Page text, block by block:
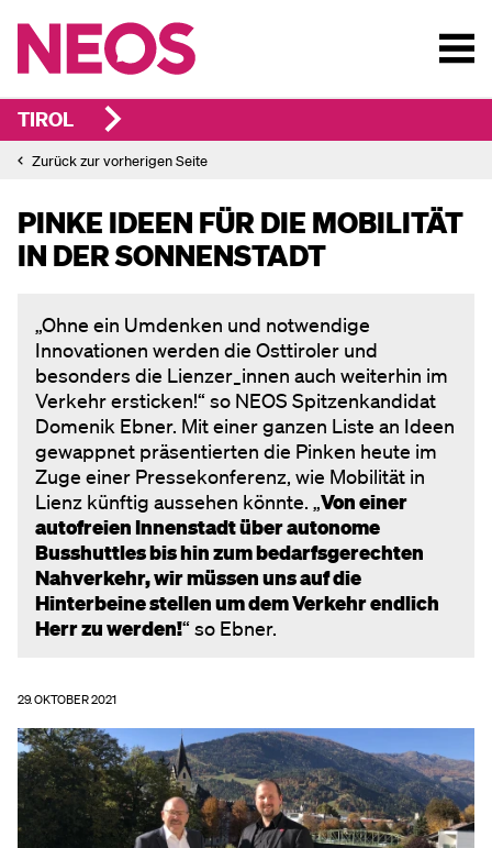
TIROL
Zurück zur vorherigen Seite
PINKE IDEEN FÜR DIE MOBILITÄT
IN DER SONNENSTADT
„Ohne ein Umdenken und notwendige
Innovationen werden die Osttiroler und
besonders die Lienzer_innen auch weiterhin im
Verkehr ersticken!“ so NEOS Spitzenkandidat
Domenik Ebner. Mit einer ganzen Liste an Ideen
gewappnet präsentierten die Pinken heute im
Zuge einer Pressekonferenz, wie Mobilität in
Lienz künftig aussehen könnte. „Von einer
autofreien Innenstadt über autonome
Busshuttles bis hin zum bedarfsgerechten
Nahverkehr, wir müssen uns auf die
Hinterbeine stellen um dem Verkehr endlich
Herr zu werden!“ so Ebner.
29. OKTOBER 2021